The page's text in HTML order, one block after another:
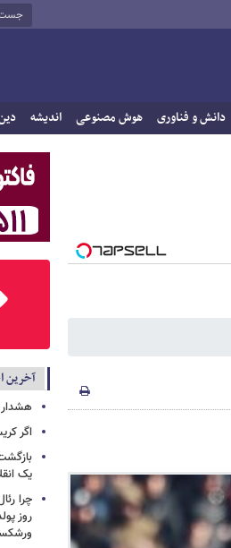
دانش و فناوری هوش مصنوعی اندیشه
آخرین
هشدار
اگر
یک
چرا
روز